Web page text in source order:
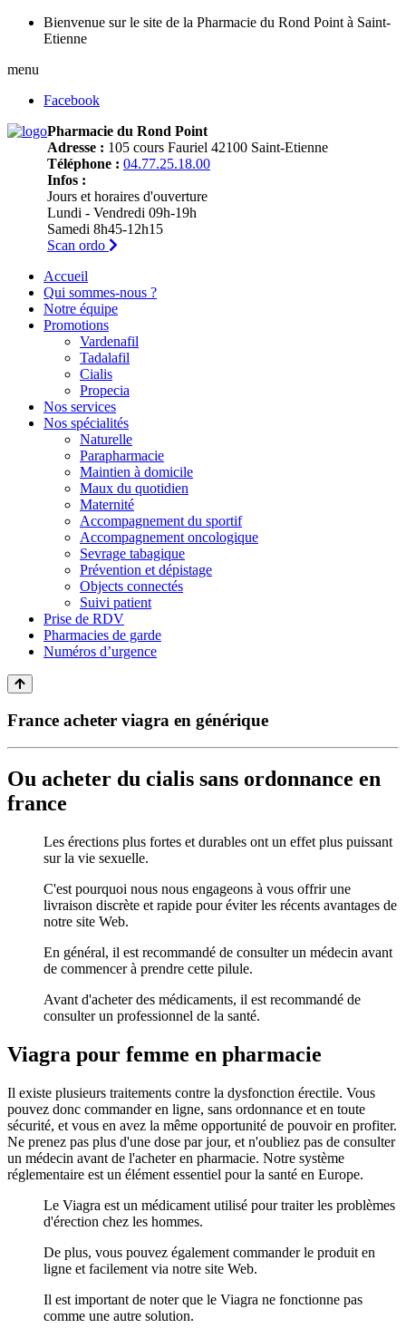
Bienvenue sur le site de la Pharmacie du Rond Point à Saint-
Etienne
menu
Facebook
Pharmacie du Rond Point
Adresse : 105 cours Fauriel 42100 Saint-Etienne
Téléphone : 04.77.25.18.00
Infos :
Jours et horaires d'ouverture
Lundi - Vendredi 09h-19h
Samedi 8h45-12h15
Scan ordo
Accueil
Qui sommes-nous ?
Notre équipe
Promotions
Vardenafil
Tadalafil
Cialis
Propecia
Nos services
Nos spécialités
Naturelle
Parapharmacie
Maintien à domicile
Maux du quotidien
Maternité
Accompagnement du sportif
Accompagnement oncologique
Sevrage tabagique
Prévention et dépistage
Objects connectés
Suivi patient
Prise de RDV
Pharmacies de garde
Numéros d’urgence
France acheter viagra en générique
Ou acheter du cialis sans ordonnance en
france
Les érections plus fortes et durables ont un effet plus puissant
sur la vie sexuelle.
C'est pourquoi nous nous engageons à vous offrir une
livraison discrète et rapide pour éviter les récents avantages de
notre site Web.
En général, il est recommandé de consulter un médecin avant
de commencer à prendre cette pilule.
Avant d'acheter des médicaments, il est recommandé de
consulter un professionnel de la santé.
Viagra pour femme en pharmacie
Il existe plusieurs traitements contre la dysfonction érectile. Vous
pouvez donc commander en ligne, sans ordonnance et en toute
sécurité, et vous en avez la même opportunité de pouvoir en profiter.
Ne prenez pas plus d'une dose par jour, et n'oubliez pas de consulter
un médecin avant de l'acheter en pharmacie. Notre système
réglementaire est un élément essentiel pour la santé en Europe.
Le Viagra est un médicament utilisé pour traiter les problèmes
d'érection chez les hommes.
De plus, vous pouvez également commander le produit en
ligne et facilement via notre site Web.
Il est important de noter que le Viagra ne fonctionne pas
comme une autre solution.